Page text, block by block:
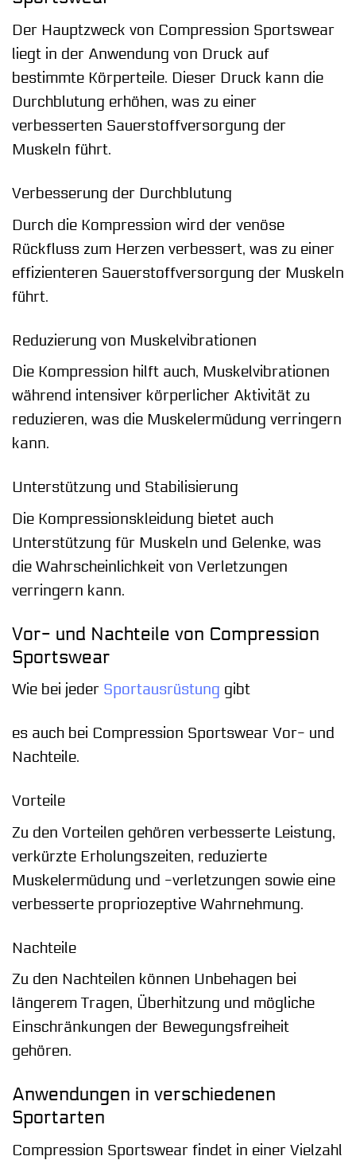
Der Hauptzweck von Compression Sportswear
liegt in der Anwendung von Druck auf
bestimmte Körperteile. Dieser Druck kann die
Durchblutung erhöhen, was zu einer
verbesserten Sauerstoffversorgung der
Muskeln führt.
Verbesserung der Durchblutung
Durch die Kompression wird der venöse
Rückfluss zum Herzen verbessert, was zu einer
effizienteren Sauerstoffversorgung der Muskeln
führt.
Reduzierung von Muskelvibrationen
Die Kompression hilft auch, Muskelvibrationen
während intensiver körperlicher Aktivität zu
reduzieren, was die Muskelermüdung verringern
kann.
Unterstützung und Stabilisierung
Die Kompressionskleidung bietet auch
Unterstützung für Muskeln und Gelenke, was
die Wahrscheinlichkeit von Verletzungen
verringern kann.
Vor- und Nachteile von Compression
Sportswear
Wie bei jeder Sportausrüstung gibt
es auch bei Compression Sportswear Vor- und
Nachteile.
Vorteile
Zu den Vorteilen gehören verbesserte Leistung,
verkürzte Erholungszeiten, reduzierte
Muskelermüdung und -verletzungen sowie eine
verbesserte propriozeptive Wahrnehmung.
Nachteile
Zu den Nachteilen können Unbehagen bei
längerem Tragen, Überhitzung und mögliche
Einschränkungen der Bewegungsfreiheit
gehören.
Anwendungen in verschiedenen
Sportarten
Compression Sportswear findet in einer Vielzahl